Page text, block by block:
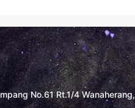
No.61 Rt.1/4 Wanaherang,